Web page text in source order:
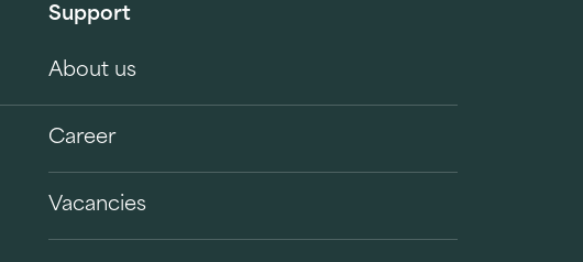
Support
About us
Career
Vacancies